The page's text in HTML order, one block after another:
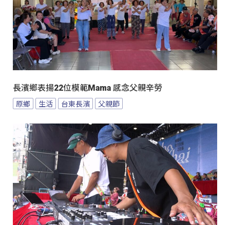
長濱鄉表揚22位模範Mama 感念父親辛勞
原鄉 生活 台東長濱 父親節